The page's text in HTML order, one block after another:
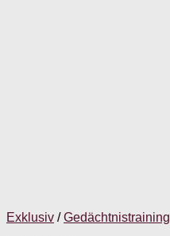
Exklusiv /Gedächtnistraining